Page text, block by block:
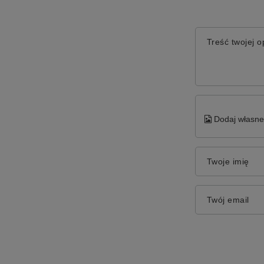
Treść twojej
Dodaj
Twoje imię
Twój email